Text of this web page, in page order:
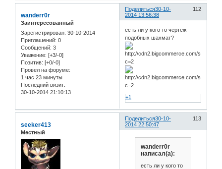
Поделиться 112
30-10-
2014 13:56:38
wanderr0r
Заинтересованный
Зарегистрирован: 30-10-2014
Приглашений: 0
Сообщений: 3
Уважение: [+3/-0]
Позитив: [+0/-0]
Провел на форуме:
1 час 23 минуты
Последний визит:
30-10-2014 21:10:13
есть ли у кого то чертеж
подобных шахмат?
+1
Поделиться 113
30-10-
2014 22:50:47
seeker413
Местный
wanderr0r
написал(а):
есть ли у кого то